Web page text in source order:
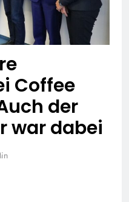
Coffee
der
war dabei